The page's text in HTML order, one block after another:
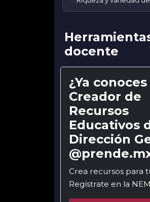
docente
¿Ya conoces
Creador de
Recursos
Educativos
Dirección
Crea recursos para
Regístrate en la